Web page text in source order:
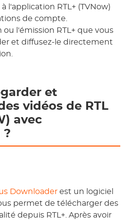
l'application RTL+ (TVNow)
de compte.
ou l'émission RTL+ que vous
et diffusez-le directement
et
vidéos de RTL
avec
?
Downloader est un logiciel
permet de télécharger des
depuis RTL+. Après avoir